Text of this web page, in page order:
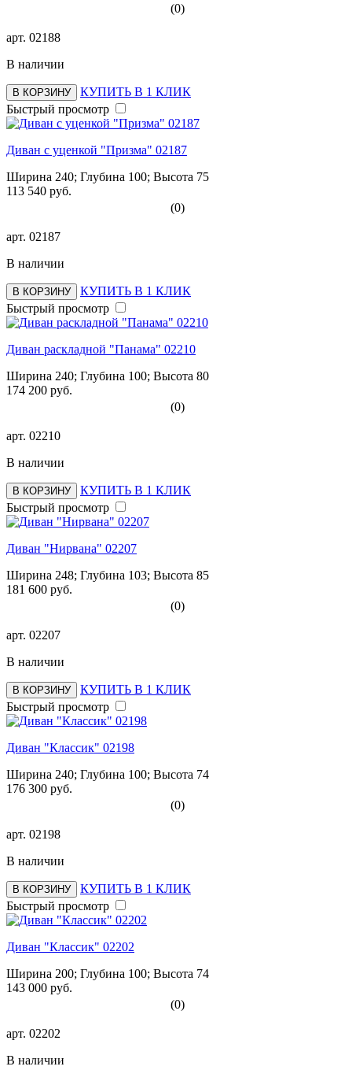
(0)
арт. 02188
В наличии
В КОРЗИНУ
КУПИТЬ В 1 КЛИК
Быстрый просмотр
Диван с уценкой "Призма" 02187
Ширина 240; Глубина 100; Высота 75
113 540 руб.
(0)
арт. 02187
В наличии
В КОРЗИНУ
КУПИТЬ В 1 КЛИК
Быстрый просмотр
Диван раскладной "Панама" 02210
Ширина 240; Глубина 100; Высота 80
174 200 руб.
(0)
арт. 02210
В наличии
В КОРЗИНУ
КУПИТЬ В 1 КЛИК
Быстрый просмотр
Диван "Нирвана" 02207
Ширина 248; Глубина 103; Высота 85
181 600 руб.
(0)
арт. 02207
В наличии
В КОРЗИНУ
КУПИТЬ В 1 КЛИК
Быстрый просмотр
Диван "Классик" 02198
Ширина 240; Глубина 100; Высота 74
176 300 руб.
(0)
арт. 02198
В наличии
В КОРЗИНУ
КУПИТЬ В 1 КЛИК
Быстрый просмотр
Диван "Классик" 02202
Ширина 200; Глубина 100; Высота 74
143 000 руб.
(0)
арт. 02202
В наличии